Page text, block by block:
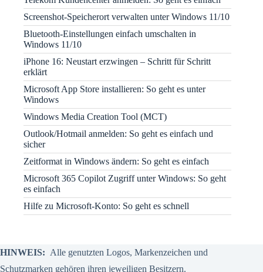
Screenshot-Speicherort verwalten unter Windows 11/10
Bluetooth-Einstellungen einfach umschalten in
Windows 11/10
iPhone 16: Neustart erzwingen – Schritt für Schritt
erklärt
Microsoft App Store installieren: So geht es unter
Windows
Windows Media Creation Tool (MCT)
Outlook/Hotmail anmelden: So geht es einfach und
sicher
Zeitformat in Windows ändern: So geht es einfach
Microsoft 365 Copilot Zugriff unter Windows: So geht
es einfach
Hilfe zu Microsoft-Konto: So geht es schnell
HINWEIS: Alle genutzten Logos, Markenzeichen und
Schutzmarken gehören ihren jeweiligen Besitzern.